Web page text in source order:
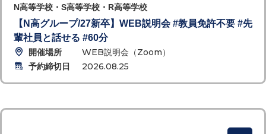
N高等学校・S高等学校・R高等学校
【N高グループ/27新卒】WEB説明会 #教員免許不要 #先
輩社員と話せる #60分
開催場所
WEB説明会（Zoom）
予約締切日
2026.08.25